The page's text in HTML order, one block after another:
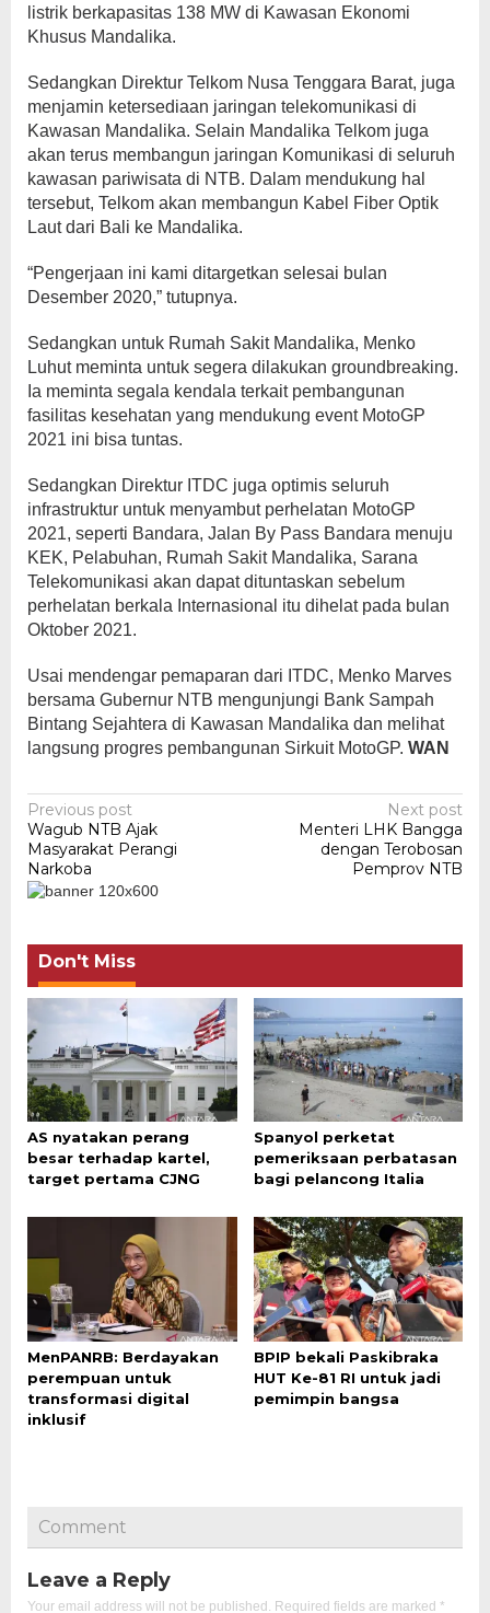
listrik berkapasitas 138 MW di Kawasan Ekonomi
Khusus Mandalika.
Sedangkan Direktur Telkom Nusa Tenggara Barat, juga
menjamin ketersediaan jaringan telekomunikasi di
Kawasan Mandalika. Selain Mandalika Telkom juga
akan terus membangun jaringan Komunikasi di seluruh
kawasan pariwisata di NTB. Dalam mendukung hal
tersebut, Telkom akan membangun Kabel Fiber Optik
Laut dari Bali ke Mandalika.
“Pengerjaan ini kami ditargetkan selesai bulan
Desember 2020,” tutupnya.
Sedangkan untuk Rumah Sakit Mandalika, Menko
Luhut meminta untuk segera dilakukan groundbreaking.
Ia meminta segala kendala terkait pembangunan
fasilitas kesehatan yang mendukung event MotoGP
2021 ini bisa tuntas.
Sedangkan Direktur ITDC juga optimis seluruh
infrastruktur untuk menyambut perhelatan MotoGP
2021, seperti Bandara, Jalan By Pass Bandara menuju
KEK, Pelabuhan, Rumah Sakit Mandalika, Sarana
Telekomunikasi akan dapat dituntaskan sebelum
perhelatan berkala Internasional itu dihelat pada bulan
Oktober 2021.
Usai mendengar pemaparan dari ITDC, Menko Marves
bersama Gubernur NTB mengunjungi Bank Sampah
Bintang Sejahtera di Kawasan Mandalika dan melihat
langsung progres pembangunan Sirkuit MotoGP. WAN
Post
navigation
Previous post
Wagub NTB Ajak
Masyarakat Perangi
Narkoba
Next post
Menteri LHK Bangga
dengan Terobosan
Pemprov NTB
Don't Miss
AS nyatakan perang
besar terhadap kartel,
target pertama CJNG
Spanyol perketat
pemeriksaan perbatasan
bagi pelancong Italia
MenPANRB: Berdayakan
perempuan untuk
transformasi digital
inklusif
BPIP bekali Paskibraka
HUT Ke-81 RI untuk jadi
pemimpin bangsa
Comment
Leave a Reply
Your email address will not be published. Required fields are marked *